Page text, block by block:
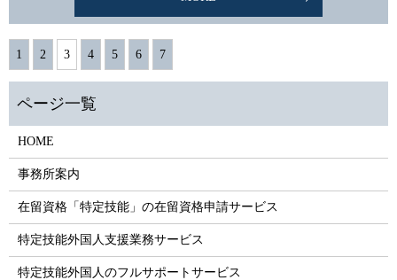
1 2 3 4 5 6 7
HOME
事務所案内
在留資格「特定技能」の在留資格申請サービス
特定技能外国人支援業務サービス
特定技能外国人のフルサポートサービス